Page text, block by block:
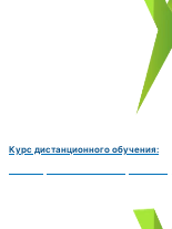
Курс дистанционного обучения: